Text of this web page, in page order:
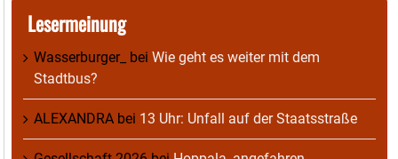
Lesermeinung
Wasserburger_ bei Wie geht es weiter mit dem
Stadtbus?
ALEXANDRA bei 13 Uhr: Unfall auf der Staatsstraße